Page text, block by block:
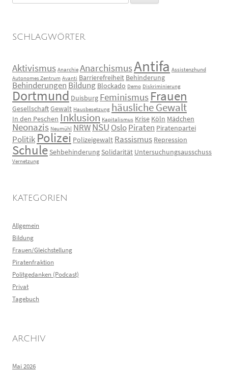
nach:
SCHLAGWÖRTER
Aktivismus Anarchie AnarchismusAntifa Assistenzhund
Autonomes Zentrum Avanti Barrierefreiheit Behinderung
Behinderungen Bildung Blockado Demo Diskriminierung
Dortmund Duisburg Feminismus Frauen
GesellschaftGewalt Hausbesetzung häusliche Gewalt
In den Peschen Inklusion Kapitalismus Krise Köln Mädchen
Neonazis Neumühl NRWNSU OsloPiraten Piratenpartei
Politik Polizei Polizeigewalt Rassismus Repression
Schule Sehbehinderung Solidarität Untersuchungsausschuss
Vernetzung
KATEGORIEN
Allgemein
Bildung
Frauen/Gleichstellung
Piratenfraktion
Politgedanken (Podcast)
Privat
Tagebuch
ARCHIV
Mai 2026